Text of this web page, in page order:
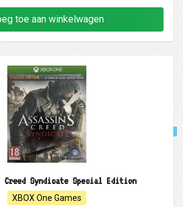
toe aan winkelwagen
Creed Syndicate Special Edition
XBOX One Games